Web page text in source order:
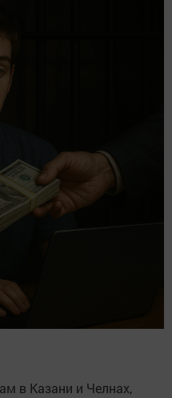
в Казани и Челнах,